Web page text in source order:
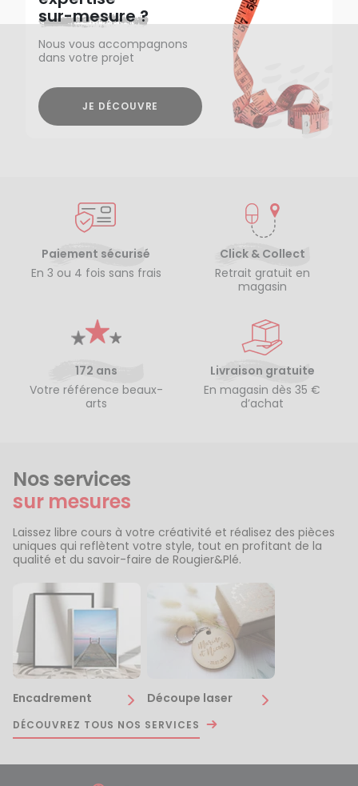
sur-mesure ?
Nous vous accompagnons
dans votre projet
JE DÉCOUVRE
Paiement sécurisé
En 3 ou 4 fois sans frais
Click & Collect
Retrait gratuit en
magasin
172 ans
Votre référence beaux-
arts
Livraison gratuite
En magasin dès 35 €
d’achat
Nos services
sur mesures
Laissez libre cours à votre créativité et réalisez des pièces
uniques qui reflètent votre style, tout en profitant de la
qualité et du savoir-faire de Rougier&Plé.
Encadrement Découpe laser
DÉCOUVREZ TOUS NOS SERVICES